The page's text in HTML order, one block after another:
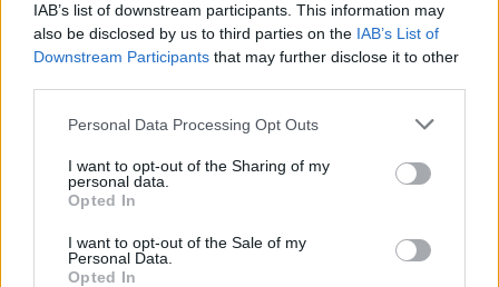
IAB’s list of downstream participants. This information may
also be disclosed by us to third parties on the IAB’s List of
Downstream Participants that may further disclose it to other
Please note that this website/app uses one or more Google
not limited to your visit or usage behaviour. You may click to
grant or deny consent to Google and its third-party tags to
use your data for below specified purposes in below Google
consent section.
Personal Data Processing Opt Outs
I want to opt-out of the Sharing of my
personal data.
Opted In
I want to opt-out of the Sale of my
Personal Data.
Opted In